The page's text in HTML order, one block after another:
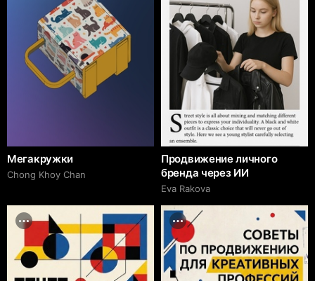
Мегакружки
Chong Khoy Chan
Продвижение личного
бренда через ИИ
Eva Rakova